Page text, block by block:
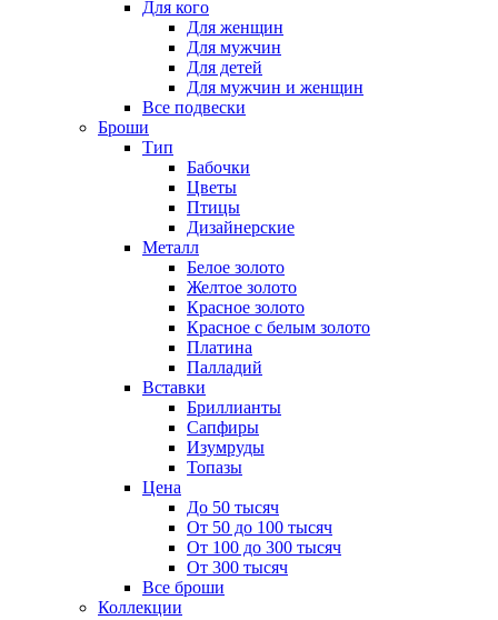
Для кого
Для женщин
Для мужчин
Для детей
Для мужчин и женщин
Все подвески
Броши
Тип
Бабочки
Цветы
Птицы
Дизайнерские
Металл
Белое золото
Желтое золото
Красное золото
Красное с белым золото
Платина
Палладий
Вставки
Бриллианты
Сапфиры
Изумруды
Топазы
Цена
До 50 тысяч
От 50 до 100 тысяч
От 100 до 300 тысяч
От 300 тысяч
Все броши
Коллекции